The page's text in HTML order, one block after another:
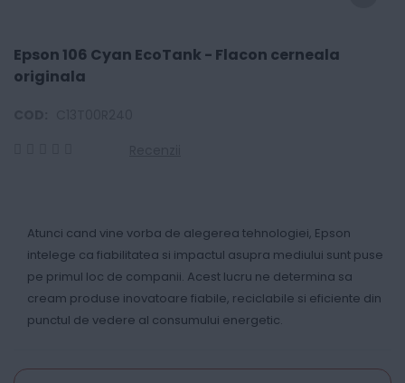
Epson 106 Cyan EcoTank - Flacon cerneala
originala
Atunci cand vine vorba de alegerea tehnologiei, Epson
intelege ca fiabilitatea si impactul asupra mediului sunt puse
pe primul loc de companii. Acest lucru ne determina sa
cream produse inovatoare fiabile, reciclabile si eficiente din
punctul de vedere al consumului energetic.